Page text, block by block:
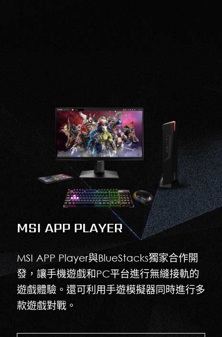
MSI APP PLAYER
MSI APP Player與BlueStacks獨家合作開
發，讓手機遊戲和PC平台進行無縫接軌的
遊戲體驗。還可利用手遊模擬器同時進行多
款遊戲對戰。